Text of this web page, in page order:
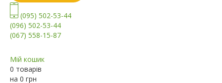
(095) 502-53-44
(096) 502-53-44
(067) 558-15-87
Мій кошик
0 товарів
на 0 грн